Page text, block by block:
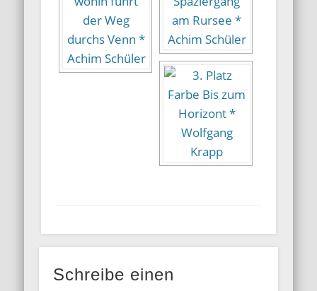
Schreibe einen